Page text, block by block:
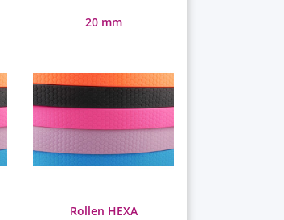
20 mm
Rollen HEXA